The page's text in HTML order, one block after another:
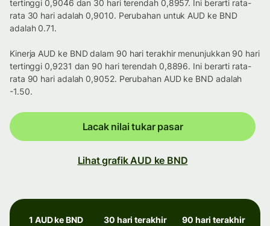
tertinggi 0,9046 dan 30 hari terendah 0,8957. Ini berarti rata-
rata 30 hari adalah 0,9010. Perubahan untuk AUD ke BND
adalah 0.71.
Kinerja AUD ke BND dalam 90 hari terakhir menunjukkan 90 hari
tertinggi 0,9231 dan 90 hari terendah 0,8896. Ini berarti rata-
rata 90 hari adalah 0,9052. Perubahan AUD ke BND adalah
-1.50.
Lacak nilai tukar pasar
Lihat grafik AUD ke BND
1 AUD ke BND 30 hari terakhir 90 hari terakhir